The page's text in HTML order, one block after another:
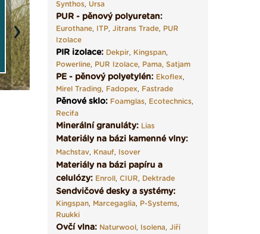
Next
Synthos, Ursa
PUR - pěnový polyuretan:
Eurothane, ITP, Jitrans Trade, PUR
Izolace
PIR izolace: Dekpir, Kingspan,
Powerline, PUR Izolace, Pama, Satjam
PE - pěnový polyetylén: Ekoflex,
Mirel Trading, Fadopex, Fastrade
Pěnové sklo: Foamglas, Ecotechnics,
Recifa
Minerální granuláty: Lias
Materiály na bázi kamenné vlny:
Machstav, Knauf, Isover
Materiály na bázi papíru a
celulózy: Enroll, CIUR, Dektrade
Sendvičové desky a systémy:
Kingspan, Marcegaglia, P-Systems,
Ruukki
Ovčí vlna: Naturwool, Isolena, Jiří